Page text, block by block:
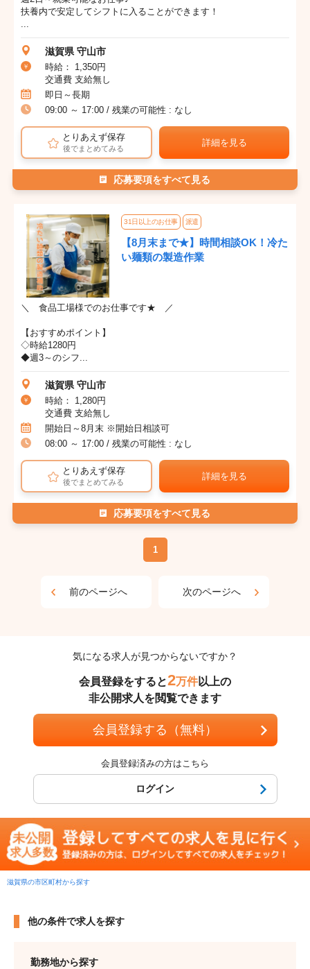
扶養内で安定してシフトに入ることができます！
...
滋賀県 守山市
時給： 1,350円
交通費 支給無し
即日～長期
09:00 ～ 17:00 / 残業の可能性 : なし
とりあえず保存
後でまとめてみる
詳細を見る
応募要項をすべて見る
31日以上のお仕事 派遣
【8月末まで★】時間相談OK！冷た
い麺類の製造作業
＼ 食品工場様でのお仕事です★ ／
【おすすめポイント】
◇時給1280円
◆週3～のシフ...
滋賀県 守山市
時給： 1,280円
交通費 支給無し
開始日～8月末 ※開始日相談可
08:00 ～ 17:00 / 残業の可能性 : なし
とりあえず保存
後でまとめてみる
詳細を見る
応募要項をすべて見る
1
前のページへ 次のページへ
気になる求人が見つからないですか？
会員登録をすると2万件以上の
非公開求人を閲覧できます
会員登録する（無料）
会員登録済みの方はこちら
ログイン
滋賀県の市区町村から探す
他の条件で求人を探す
勤務地から探す